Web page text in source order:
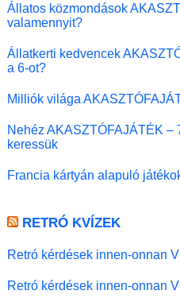
Állatos közmondások
valamennyit?
Állatkerti kedvencek
a 6-ot?
Milliók világa
Nehéz AKASZTÓFAJÁTÉK –
keressük
Francia kártyán alapuló
RETRÓ KVÍZEK
Retró kérdések innen-onnan
Retró kérdések innen-onnan